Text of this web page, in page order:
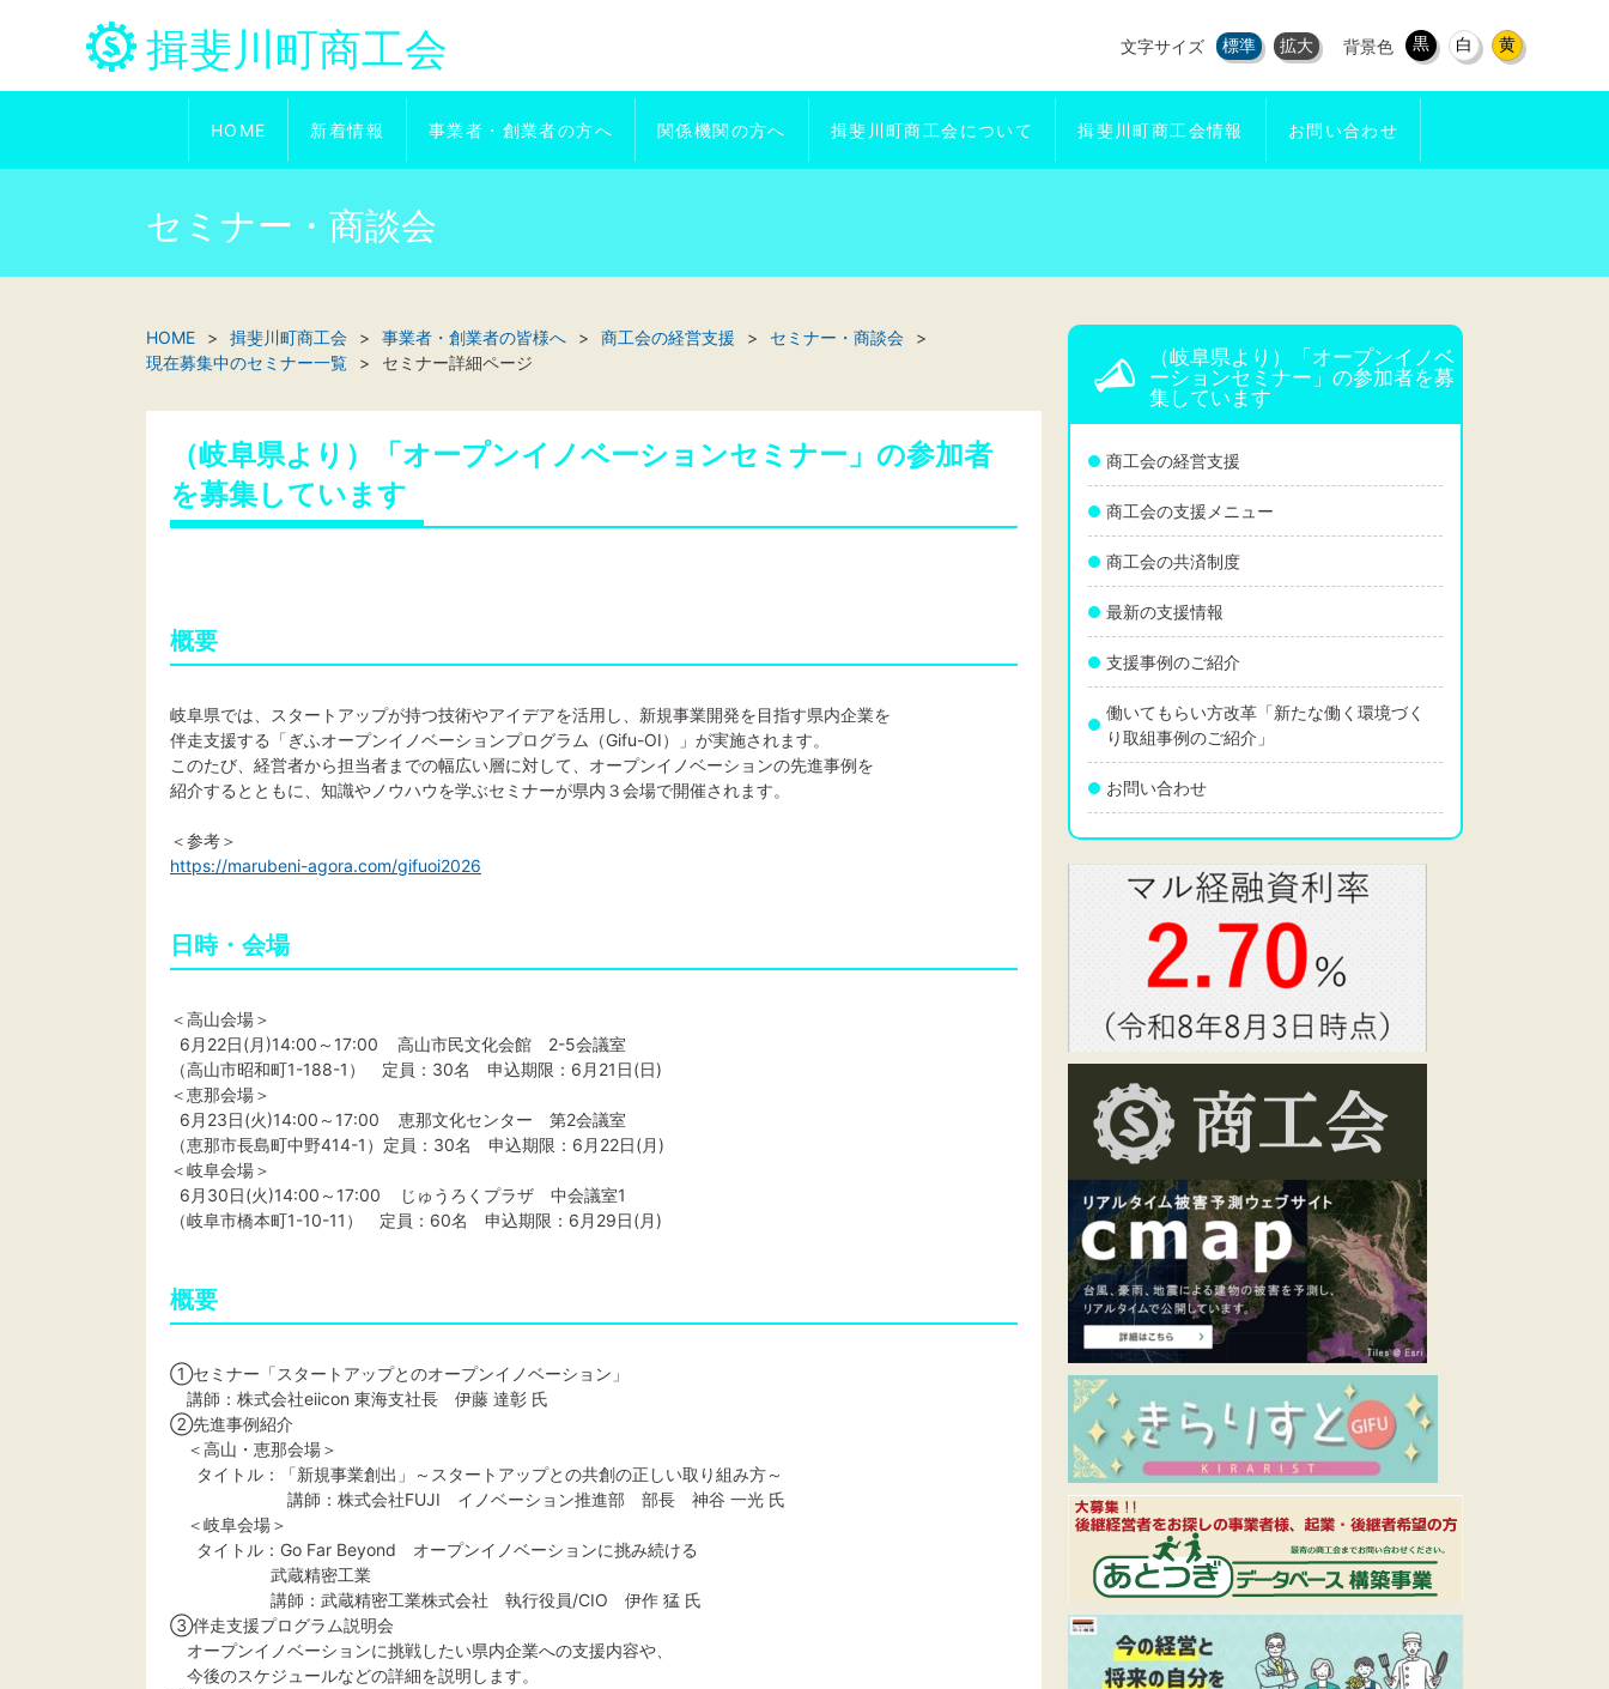
揖斐川町商工会 文字サイズ 標準 拡大 背景色 黒 白 黄
HOME 新着情報 事業者・創業者の方へ 関係機関の方へ 揖斐川町商工会について 揖斐川町商工会情報 お問い合わせ
セミナー・商談会
（岐阜県より）「オープンイノベ
ーションセミナー」の参加者を募
集しています
商工会の経営支援
商工会の支援メニュー
商工会の共済制度
最新の支援情報
支援事例のご紹介
働いてもらい方改革「新たな働く環境づく
り取組事例のご紹介」
お問い合わせ
HOME 揖斐川町商工会 事業者・創業者の皆様へ 商工会の経営支援
セミナー・商談会
現在募集中のセミナー一覧
セミナー詳細ページ
（岐阜県より）「オープンイノベーションセミナー」の参加者
を募集しています
概要
岐阜県では、スタートアップが持つ技術やアイデアを活用し、新規事業開発を目指す県内企業を
伴走支援する「ぎふオープンイノベーションプログラム（Gifu-OI）」が実施されます。
このたび、経営者から担当者までの幅広い層に対して、オープンイノベーションの先進事例を
紹介するとともに、知識やノウハウを学ぶセミナーが県内３会場で開催されます。
＜参考＞
https://marubeni-agora.com/gifuoi2026
日時・会場
＜高山会場＞
6月22日(月)14:00～17:00 高山市民文化会館 2-5会議室
（高山市昭和町1-188-1） 定員：30名 申込期限：6月21日(日)
＜恵那会場＞
6月23日(火)14:00～17:00 恵那文化センター 第2会議室
（恵那市長島町中野414-1）定員：30名 申込期限：6月22日(月)
＜岐阜会場＞
6月30日(火)14:00～17:00 じゅうろくプラザ 中会議室1
（岐阜市橋本町1-10-11） 定員：60名 申込期限：6月29日(月)
概要
①セミナー「スタートアップとのオープンイノベーション」
講師：株式会社eiicon 東海支社長 伊藤 達彰 氏
②先進事例紹介
＜高山・恵那会場＞
タイトル：「新規事業創出」～スタートアップとの共創の正しい取り組み方～
講師：株式会社FUJI イノベーション推進部 部長 神谷 一光 氏
＜岐阜会場＞
タイトル：Go Far Beyond オープンイノベーションに挑み続ける
武蔵精密工業
講師：武蔵精密工業株式会社 執行役員/CIO 伊作 猛 氏
③伴走支援プログラム説明会
オープンイノベーションに挑戦したい県内企業への支援内容や、
今後のスケジュールなどの詳細を説明します。